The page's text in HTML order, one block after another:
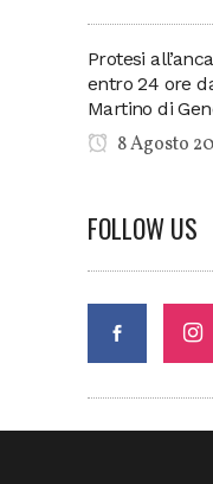
Protesi
entro 24 ore
Martino di
8 Agosto
FOLLOW US